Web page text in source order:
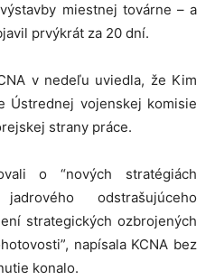
miestnej továrne – a
prvýkrát za 20 dní.
v nedeľu uviedla, že Kim
Ústrednej vojenskej komisie
strany práce.
o “nových stratégiách
odstrašujúceho
strategických ozbrojených
napísala KCNA bez
konalo.